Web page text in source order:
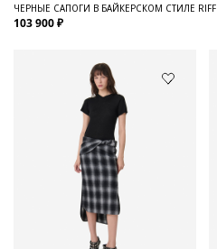
ЧЕРНЫЕ САПОГИ В БАЙКЕРСКОМ СТИЛЕ RIFF
103 900 ₽